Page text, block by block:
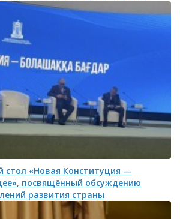
стол «Новая Конституция —
посвящённый обсуждению
развития страны